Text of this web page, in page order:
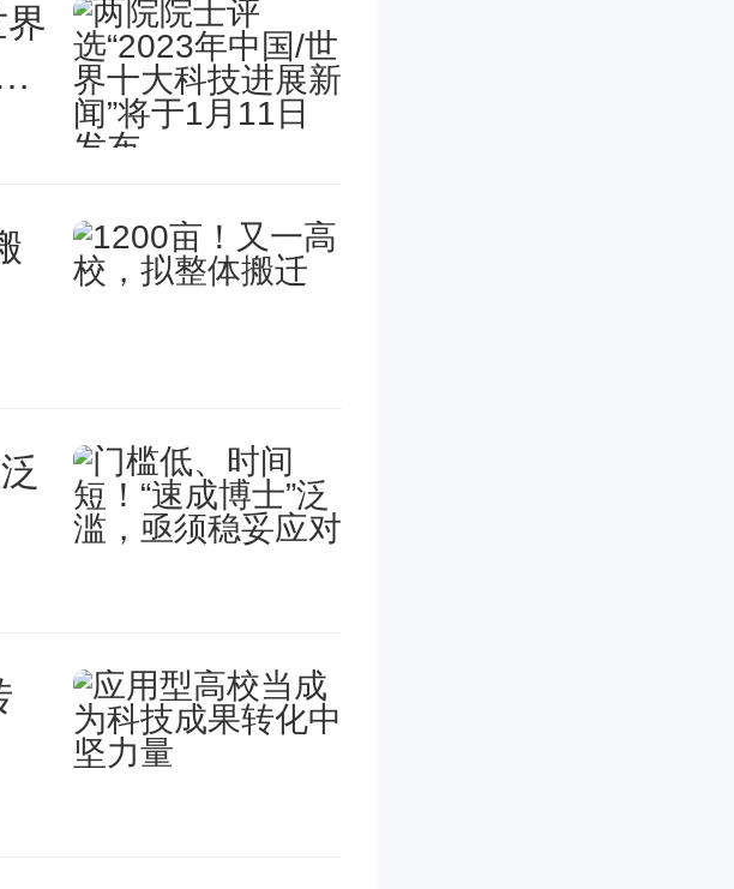
奖初评拟推荐候选
江西省科学技术厅